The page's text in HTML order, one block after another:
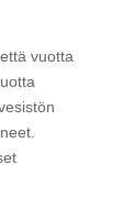
vuotta